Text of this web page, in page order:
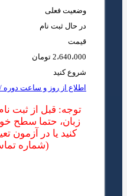
وضعیت فعلی
در حال ثبت نام
قیمت
2،640،000 تومان
شروع کنید
اطلاع از روز و ساعت دوره
توجه: قبل از ثبت
زبان، حتما سطح
کنید یا در آزمون
(شماره تماس: